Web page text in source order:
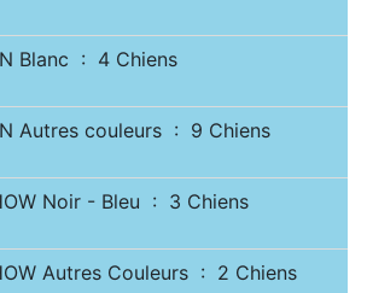
Blanc : 4 Chiens
Autres couleurs : 9 Chiens
Noir - Bleu : 3 Chiens
Autres Couleurs : 2 Chiens